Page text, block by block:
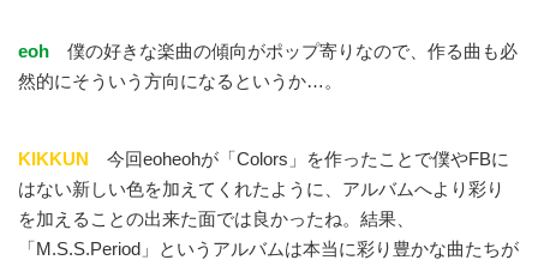
eoh 僕の好きな楽曲の傾向がポップ寄りなので、作る曲も必
然的にそういう方向になるというか…。
KIKKUN 今回eoheohが「Colors」を作ったことで僕やFBに
はない新しい色を加えてくれたように、アルバムへより彩り
を加えることの出来た面では良かったね。結果、
「M.S.S.Period」というアルバムは本当に彩り豊かな曲たちが